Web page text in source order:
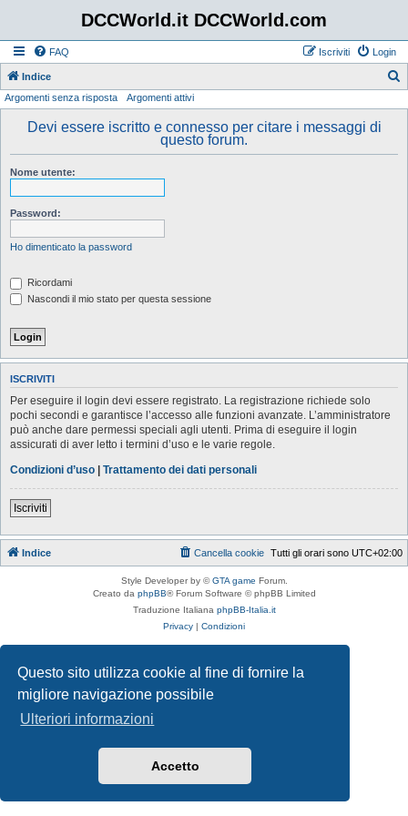
Questo sito utilizza cookie al fine di fornire la
migliore navigazione possibile
Ulteriori informazioni
Accetto
DCCWorld.it DCCWorld.com
FAQ Login
Iscriviti
Indice
Argomenti senza risposta Argomenti attivi
Devi essere iscritto e connesso per citare i messaggi di
questo forum.
Nome utente:
Password:
Ho dimenticato la password
Ricordami
Nascondi il mio stato per questa sessione
ISCRIVITI
Per eseguire il login devi essere registrato. La registrazione richiede solo
pochi secondi e garantisce l’accesso alle funzioni avanzate. L’amministratore
può anche dare permessi speciali agli utenti. Prima di eseguire il login
assicurati di aver letto i termini d’uso e le varie regole.
Condizioni d’uso | Trattamento dei dati personali
Iscriviti
Indice Tutti gli orari sono UTC+02:00
Cancella cookie
Style Developer by ©GTA game Forum.
Creato da phpBB® Forum Software © phpBB Limited
Traduzione Italiana phpBB-Italia.it
Privacy | Condizioni